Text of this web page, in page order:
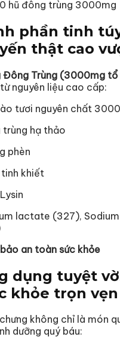
hũ đông trùng 3000mg
phần tinh
thật cao
Đông Trùng (3000mg tổ
nguyên liệu cao cấp:
tươi nguyên chất
hạ thảo
phèn
tinh khiết
lactate (327),
an toàn sức khỏe
dụng tuyệt
khỏe trọn vẹn
không chỉ là món
dưỡng quý báu: